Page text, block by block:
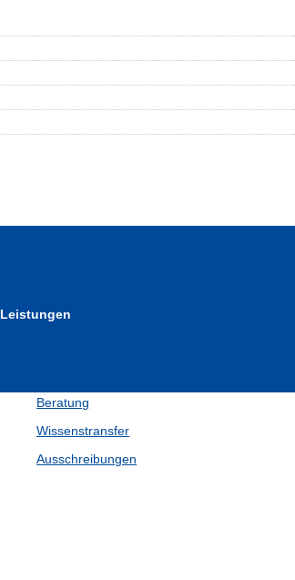
Leistungen
Beratung
Wissenstransfer
Ausschreibungen